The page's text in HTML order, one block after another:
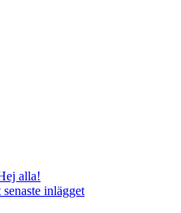
alla!
inlägget